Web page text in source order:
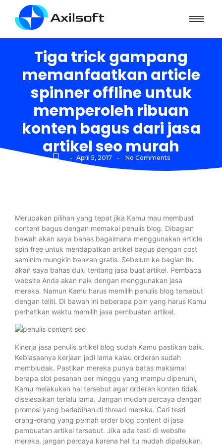
Tiga trick gampang
memanfaatkan article
spinner offline untuk
memperoleh ribuan
konten bagus dari jasa
artikel seo murah
- April 5, 2017 - No Comments
Merupakan pilihan yang tepat jika Kamu mau membuat
content bagus dengan memakai penulis blog. Dibagian
bawah akan saya bahas bagaimana menggunakan article
spin free untuk mendapatkan artikel bagus dengan cost
seminim mungkin bahkan gratis. Sebelum ke bagian itu
akan saya bahas dulu tentang jasa buat artikel. Pembaca
website Anda akan naik dengan menggunakan jasa
mereka. Namun Kamu harus memilih penulis blog tersebut
dengan teliti. Di bawah ini beberapa poin yang harus Kamu
perhatikan waktu memilih jasa pembuatan artikel.
Kinerja jasa penulis artikel blog sudah Kamu pastikan baik.
Kebiasaanya kerjaan jadi lama kalau orderan sudah
membludak. Pastikan mereka punya batas maksimal
berapa slot pesanan per minggu yang mampu dipenuhi,
Kamu melakukan hal tersebut agar orderan konten tidak
diselesaikan terlalu lama. Jangan mudah percaya dengan
promosi yang berlebihan di thread mereka. Cari testi
orang-orang yang pernah order blog content di jasa
pembuatan artikel tersebut. Jika ada testi di website
mereka, jangan percaya karena hal itu mudah dipalsukan.